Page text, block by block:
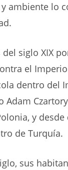
ambiente lo
siglo XIX
el
dentro del
y
de Turquía.
sus